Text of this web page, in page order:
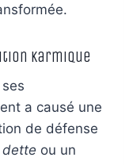
Karmique
a causé une
de défense
dette ou un